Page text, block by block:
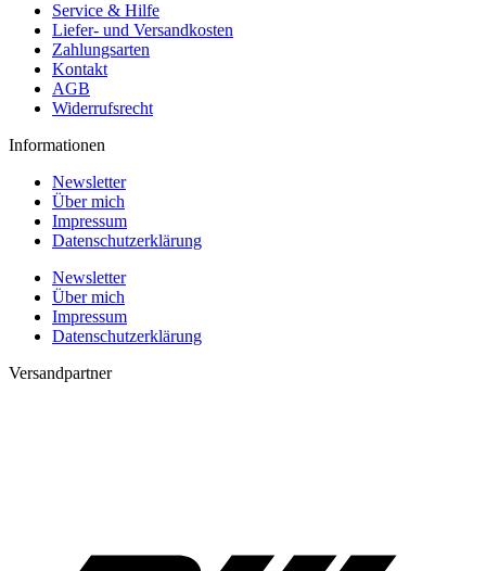
Service & Hilfe
Liefer- und Versandkosten
Zahlungsarten
Kontakt
AGB
Widerrufsrecht
Informationen
Newsletter
Über mich
Impressum
Datenschutzerklärung
Newsletter
Über mich
Impressum
Datenschutzerklärung
Versandpartner